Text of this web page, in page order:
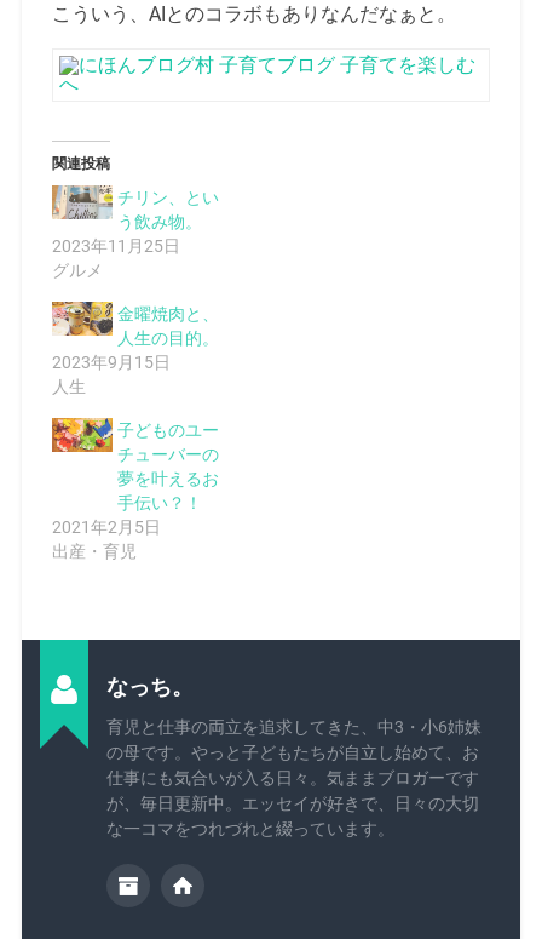
こういう、AIとのコラボもありなんだなぁと。
関連投稿
チリン、とい
う飲み物。
2023年11月25日
グルメ
金曜焼肉と、
人生の目的。
2023年9月15日
人生
子どものユー
チューバーの
夢を叶えるお
手伝い？！
2021年2月5日
出産・育児
なっち。
育児と仕事の両立を追求してきた、中3・小6姉妹
の母です。やっと子どもたちが自立し始めて、お
仕事にも気合いが入る日々。気ままブロガーです
が、毎日更新中。エッセイが好きで、日々の大切
な一コマをつれづれと綴っています。